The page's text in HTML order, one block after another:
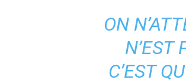
ON
N’EST
C’EST